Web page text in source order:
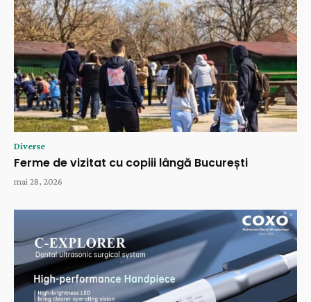
Diverse
Ferme de vizitat cu copiii lângă București
mai 28, 2026